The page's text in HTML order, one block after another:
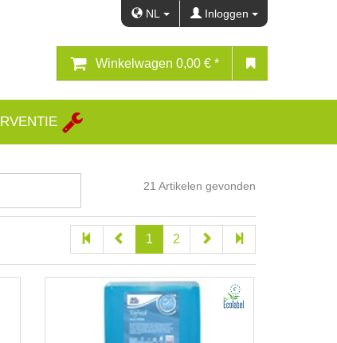
NL Inloggen
Winkelwagen 0,00 € *
21 Artikelen gevonden
1 2